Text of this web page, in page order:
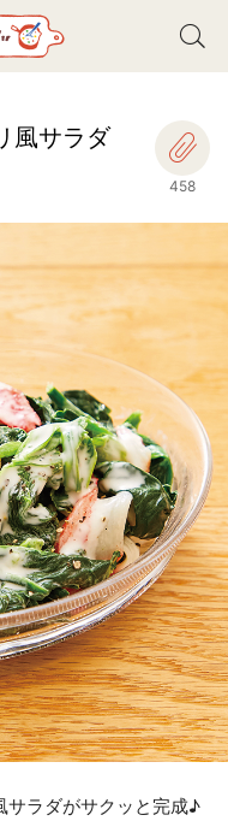
風サラダ
458
サラダがサクッと完成♪